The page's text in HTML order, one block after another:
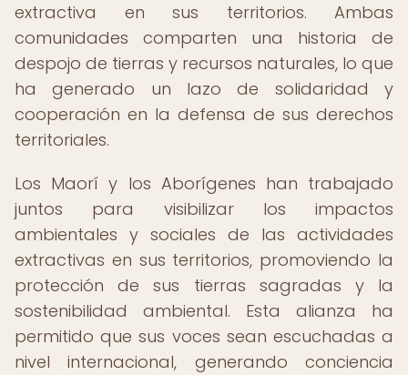
extractiva en sus territorios. Ambas
comunidades comparten una historia de
despojo de tierras y recursos naturales, lo que
ha generado un lazo de solidaridad y
cooperación en la defensa de sus derechos
territoriales.
Los Maorí y los Aborígenes han trabajado
juntos para visibilizar los impactos
ambientales y sociales de las actividades
extractivas en sus territorios, promoviendo la
protección de sus tierras sagradas y la
sostenibilidad ambiental. Esta alianza ha
permitido que sus voces sean escuchadas a
nivel internacional, generando conciencia